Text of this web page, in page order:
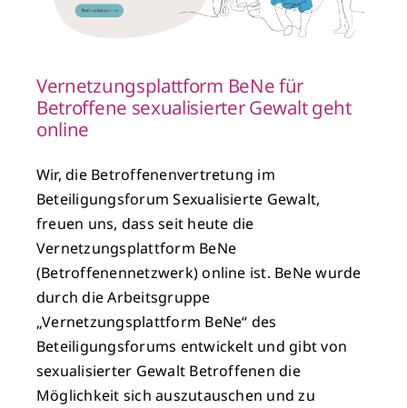
Vernetzungsplattform BeNe für
Betroffene sexualisierter Gewalt geht
online
Wir, die Betroffenenvertretung im
Beteiligungsforum Sexualisierte Gewalt,
freuen uns, dass seit heute die
Vernetzungsplattform BeNe
(Betroffenennetzwerk) online ist. BeNe wurde
durch die Arbeitsgruppe
„Vernetzungsplattform BeNe“ des
Beteiligungsforums entwickelt und gibt von
sexualisierter Gewalt Betroffenen die
Möglichkeit sich auszutauschen und zu